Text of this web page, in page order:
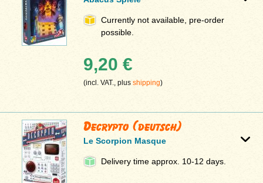
Currently not available, pre-order
possible.
9,20 €
(incl. VAT., plusshipping)
Decrypto (deutsch)
Le Scorpion Masque
Delivery time approx. 10-12 days.